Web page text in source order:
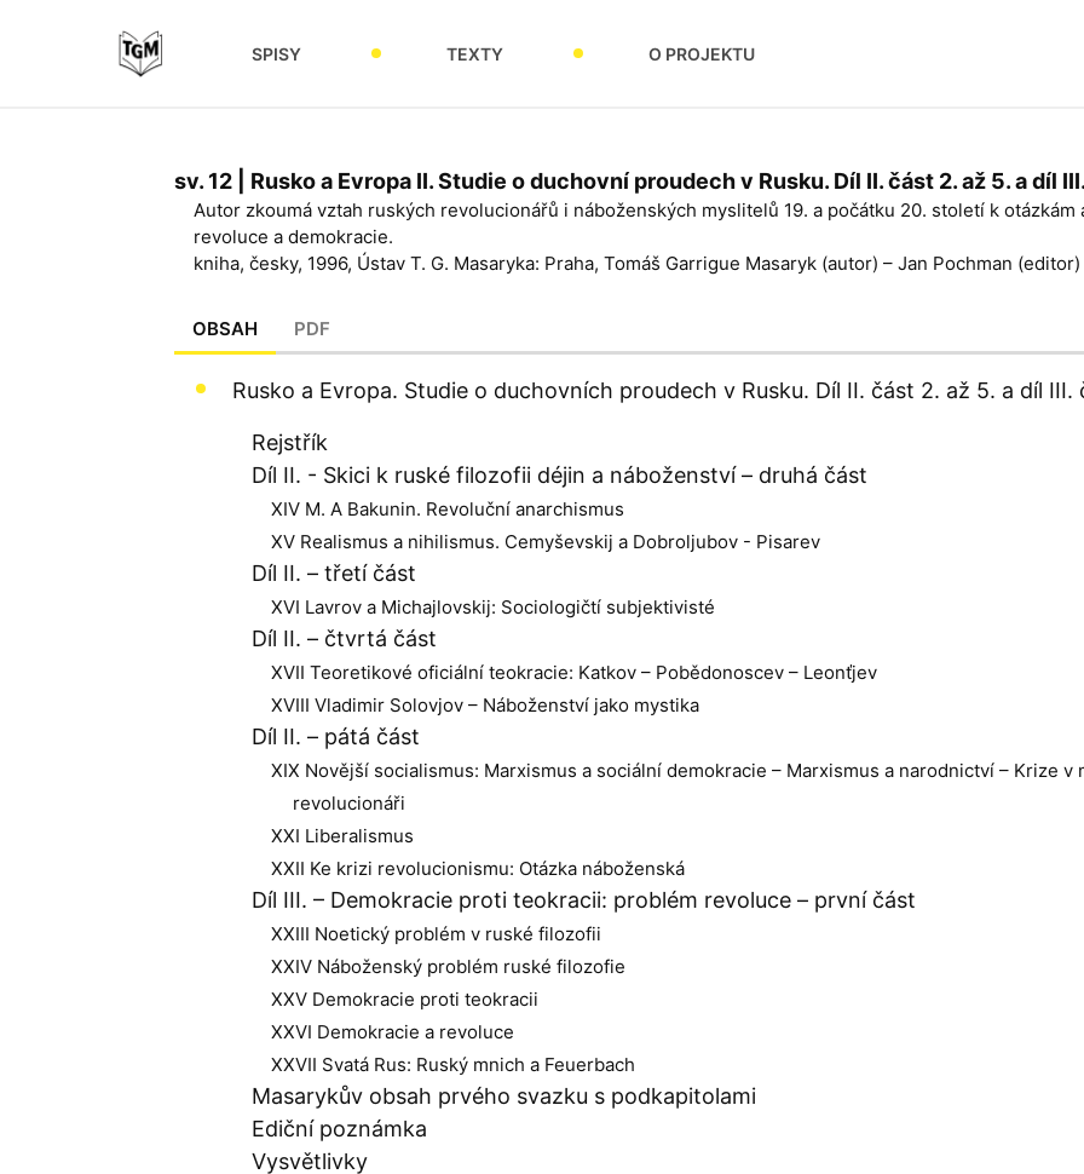
SPISY TEXTY O PROJEKTU
sv. 12 | Rusko a Evropa II. Studie o duchovní proudech v Rusku. Díl II. část 2. až 5. a díl
Autor zkoumá vztah ruských revolucionářů i náboženských myslitelů 19. a počátku 20. století k
revoluce a demokracie.
kniha, česky, 1996, Ústav T. G. Masaryka: Praha, Tomáš Garrigue Masaryk (autor) – Jan Pochman
OBSAH PDF
Rusko a Evropa. Studie o duchovních proudech v Rusku. Díl II. část 2. až 5. a díl III.
Rejstřík
Díl II. - Skici k ruské filozofii déjin a náboženství – druhá část
XIV M. A Bakunin. Revoluční anarchismus
XV Realismus a nihilismus. Cemyševskij a Dobroljubov - Pisarev
Díl II. – třetí část
XVI Lavrov a Michajlovskij: Sociologičtí subjektivisté
Díl II. – čtvrtá část
XVII Teoretikové oficiální teokracie: Katkov – Pobědonoscev – Leonťjev
XVIII Vladimir Solovjov – Náboženství jako mystika
Díl II. – pátá část
XIX Novější socialismus: Marxismus a sociální demokracie – Marxismus a narodnictví – Krize v
revolucionáři
XXI Liberalismus
XXII Ke krizi revolucionismu: Otázka náboženská
Díl III. – Demokracie proti teokracii: problém revoluce – první část
XXIII Noetický problém v ruské filozofii
XXIV Náboženský problém ruské filozofie
XXV Demokracie proti teokracii
XXVI Demokracie a revoluce
XXVII Svatá Rus: Ruský mnich a Feuerbach
Masarykův obsah prvého svazku s podkapitolami
Ediční poznámka
Vysvětlivky